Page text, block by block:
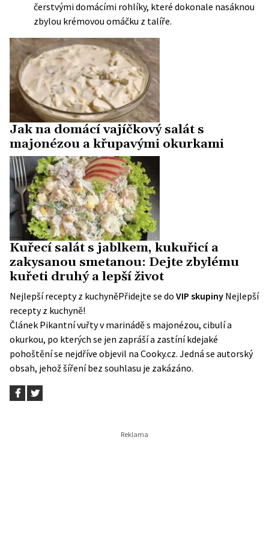
čerstvými domácími rohlíky, které dokonale nasáknou
zbylou krémovou omáčku z talíře.
Jak na domácí vajíčkový salát s
majonézou a křupavými okurkami
Kuřecí salát s jablkem, kukuřicí a
zakysanou smetanou: Dejte zbylému
kuřeti druhý a lepší život
Nejlepší recepty z kuchyněPřidejte se do VIP skupiny Nejlepší
recepty z kuchyně!
Článek Pikantní vuřty v marinádě s majonézou, cibulí a
okurkou, po kterých se jen zapráší a zastíní kdejaké
pohoštěníse nejdříve objevil na Cooky.cz. Jedná se autorský
obsah, jehož šíření bez souhlasu je zakázáno.